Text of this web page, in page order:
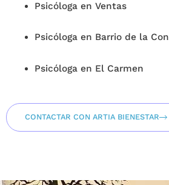
Psicóloga en Ventas
Psicóloga en Barrio de la
Psicóloga en El Carmen
CONTACTAR CON ARTIA BIENESTAR